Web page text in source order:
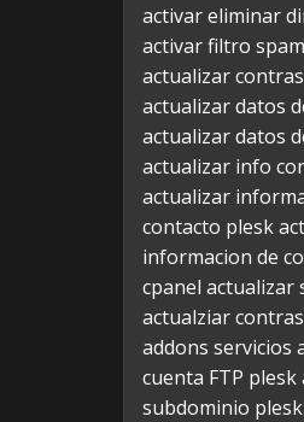
activar eliminar
activar filtro
actualizar
actualizar datos
actualizar datos
actualizar info
actualizar
contacto plesk
informacion de
cpanel actualizar
actualziar
addons servicios
cuenta FTP plesk
subdominio plesk